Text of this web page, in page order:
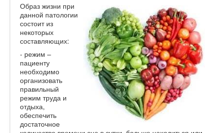
Образ жизни при
данной патологии
состоит из
некоторых
составляющих:
- режим –
пациенту
необходимо
организовать
правильный
режим труда и
отдыха,
обеспечить
достаточное